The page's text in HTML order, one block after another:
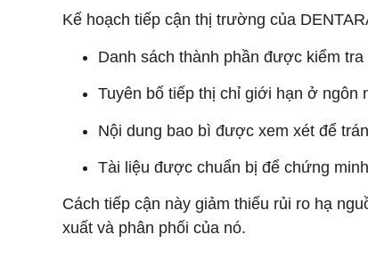
Kế hoạch tiếp cận thị trường của
Danh sách thành phần được kiểm
Tuyên bố tiếp thị chỉ giới hạn ở ngôn
Nội dung bao bì được xem xét để
Tài liệu được chuẩn bị để chứng
Cách tiếp cận này giảm thiểu rủi ro hạ
xuất và phân phối của nó.